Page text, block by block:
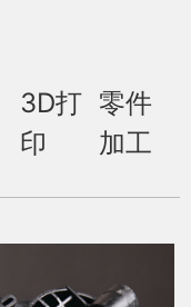
3D打
印
零件
加工